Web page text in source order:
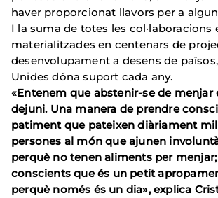
haver proporcionat llavors per a
I la suma de totes les col·laboracions
materialitzades en centenars de
desenvolupament a desens de
Unides dóna suport cada any.
«Entenem que abstenir-se de menjar
dejuni. Una manera de prendre
patiment que pateixen diàriament
persones al món que ajunen
perquè no tenen aliments per
conscients que és un petit
perquè només és un dia», explica